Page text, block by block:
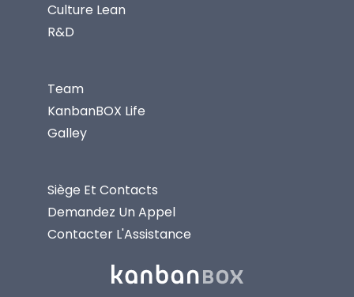
Culture Lean
R&D
Team
KanbanBOX Life
Galley
Siège Et Contacts
Demandez Un Appel
Contacter L'Assistance